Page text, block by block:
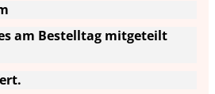
am Bestelltag mitgeteilt